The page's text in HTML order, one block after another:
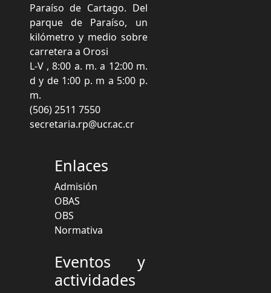
Paraíso de Cartago. Del
parque de Paraíso, un
kilómetro y medio sobre
carretera a Orosi
L-V , 8:00 a. m. a 12:00 m.
d y de 1:00 p. m a 5:00 p.
m.
(506) 2511 7550
secretaria.rp@ucr.ac.cr
Enlaces
Admisión
OBAS
OBS
Normativa
Eventos y
actividades